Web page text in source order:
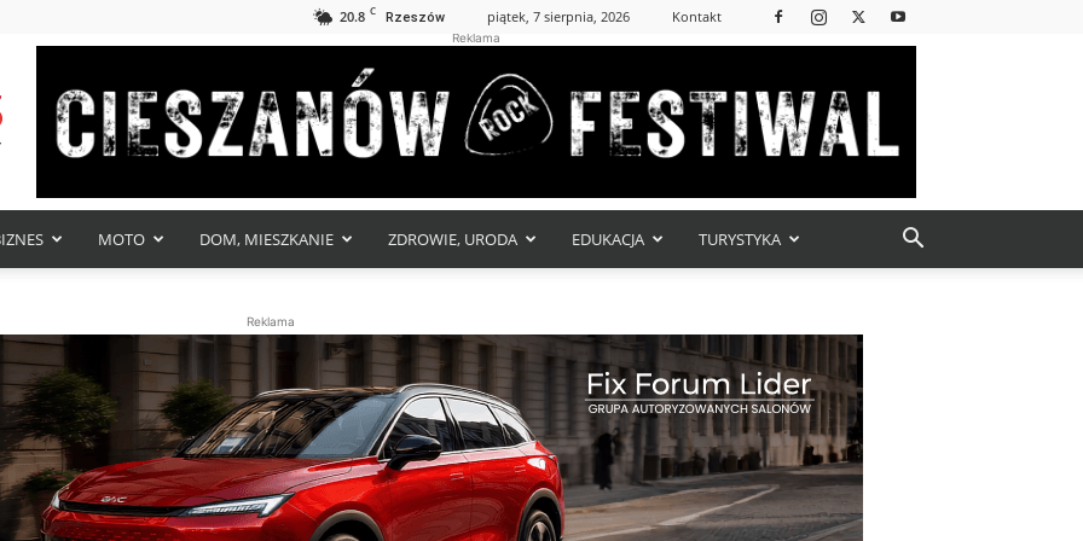
20.8 C Rzeszów piątek, 7 sierpnia, 2026 Kontakt
Reklama
MOTO DOM, MIESZKANIE ZDROWIE, URODA EDUKACJA TURYSTYKA
Reklama